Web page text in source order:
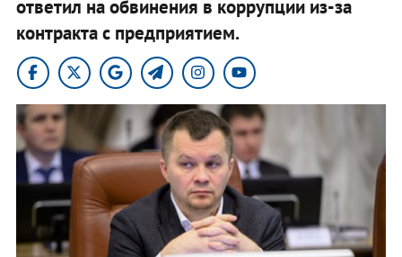
ответил на обвинения в коррупции из-за
контракта с предприятием.